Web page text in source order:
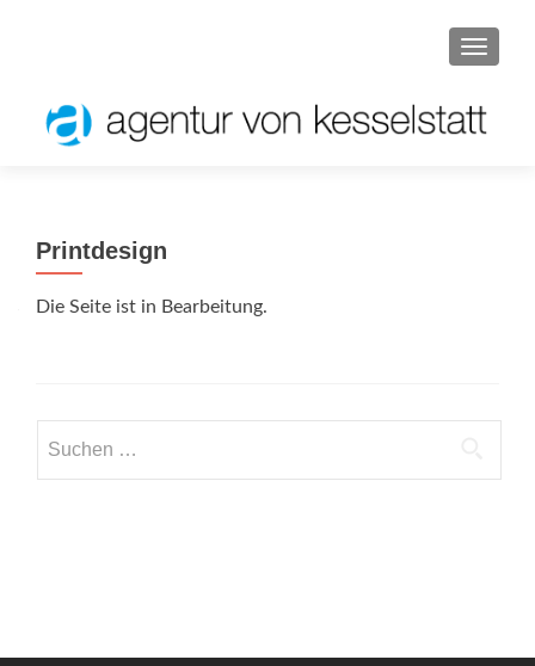
Printdesign
Die Seite ist in Bearbeitung.
nach: